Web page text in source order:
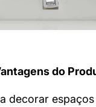
do
decorar